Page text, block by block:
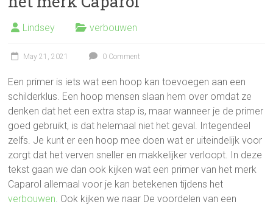
Lindsey verbouwen
May 21, 2021 0 Comment
Een primer is iets wat een hoop kan toevoegen aan een
schilderklus. Een hoop mensen slaan hem over omdat ze
denken dat het een extra stap is, maar wanneer je de primer
goed gebruikt, is dat helemaal niet het geval. Integendeel
zelfs. Je kunt er een hoop mee doen wat er uiteindelijk voor
zorgt dat het verven sneller en makkelijker verloopt. In deze
tekst gaan we dan ook kijken wat een primer van het merk
Caparol allemaal voor je kan betekenen tijdens het
verbouwen. Ook kijken we naar De voordelen van een